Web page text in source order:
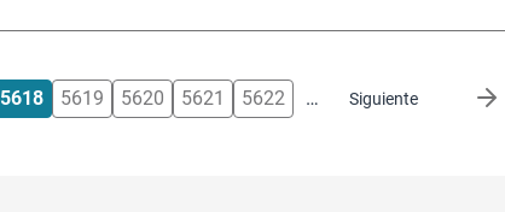
5618 5619 5620 5621 5622 … Siguiente
Siguiente página